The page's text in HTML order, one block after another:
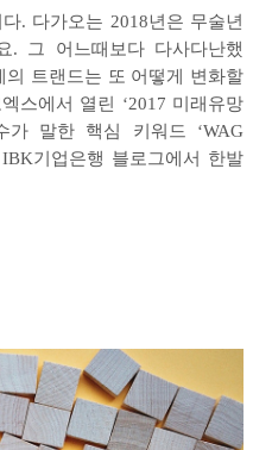
다. 다가오는 2018년은 무술년
.
그 어느때보다 다사다난했
의 트랜드는 또 어떻게 변화할
스에서 열린 ‘2017 미래유망
가 말한 핵심 키워드 ‘WAG
IBK기업은행 블로그에서 한발